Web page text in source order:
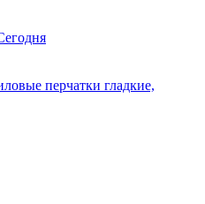
перчатки гладкие,